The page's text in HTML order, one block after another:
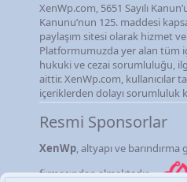
XenWp.com, 5651 Sayılı
Kanunu’nun 125. maddesi
paylaşım sitesi olarak hizmet
Platformumuzda yer alan tüm
hukuki ve cezai sorumluluğu,
aittir. XenWp.com, kullanıcılar
içeriklerden dolayı sorumluluk
Resmi Sponsorlar
XenWp, altyapı ve barındırma
firmasından almaktadır.